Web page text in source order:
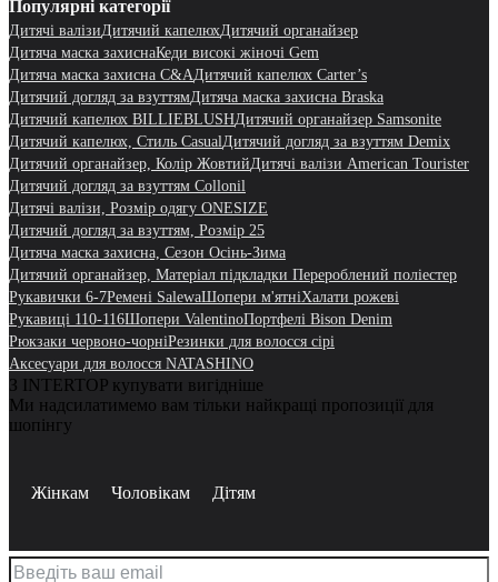
Популярні категорії
Дитячі валізиДитячий капелюхДитячий органайзер
Дитяча маска захиснаКеди високі жіночі Gem
Дитяча маска захисна C&AДитячий капелюх Carter’s
Дитячий догляд за взуттямДитяча маска захисна Braska
Дитячий капелюх BILLIEBLUSHДитячий органайзер Samsonite
Дитячий капелюх, Стиль Casual Дитячий догляд за взуттям Demix
Дитячий органайзер, Колір ЖовтийДитячі валізи American Tourister
Дитячий догляд за взуттям Collonil
Дитячі валізи, Розмір одягу ONESIZE
Дитячий догляд за взуттям, Розмір 25
Дитяча маска захисна, Сезон Осінь-Зима
Дитячий органайзер, Матеріал підкладки Перероблений поліестер
Рукавички 6-7Ремені SalewaШопери м'ятніХалати рожеві
Рукавиці 110-116Шопери ValentinoПортфелі Bison Denim
Рюкзаки червоно-чорніРезинки для волосся сірі
Аксесуари для волосся NATASHINO
З INTERTOP купувати вигідніше
Ми надсилатимемо вам тільки найкращі пропозиції для
шопінгу
Жінкам Чоловікам Дітям